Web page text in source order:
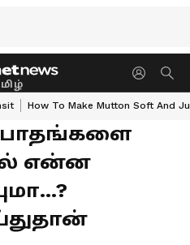
How To Make Mutton Soft And
பாதங்களை
என்ன